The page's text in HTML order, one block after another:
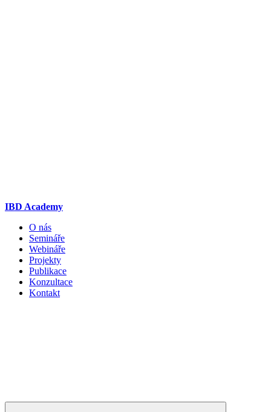
IBD Academy
O nás
Semináře
Webináře
Projekty
Publikace
Konzultace
Kontakt